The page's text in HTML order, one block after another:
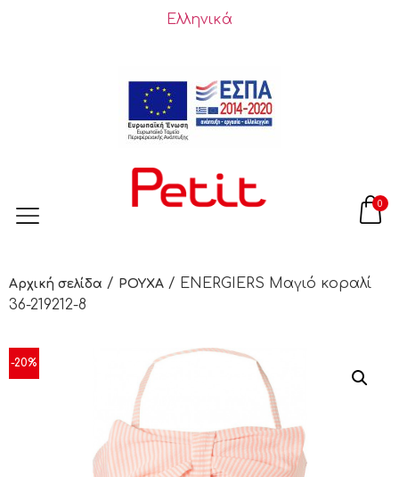
Ελληνικά
0
Αρχική σελίδα / ΡΟΥΧΑ / ENERGIERS Μαγιό κοραλί
36-219212-8
-20%